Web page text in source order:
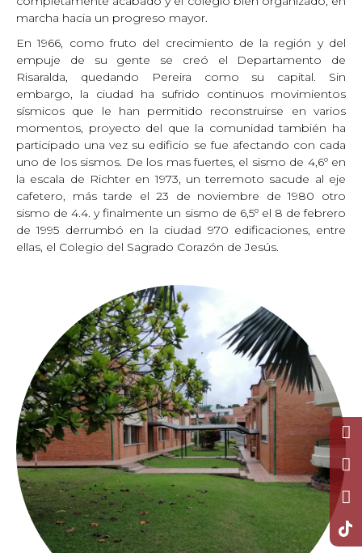
marcha hacia un progreso mayor.
En 1966, como fruto del crecimiento de la región y del
empuje de su gente se creó el Departamento de
Risaralda, quedando Pereira como su capital. Sin
embargo, la ciudad ha sufrido continuos movimientos
sísmicos que le han permitido reconstruirse en varios
momentos, proyecto del que la comunidad también ha
participado una vez su edificio se fue afectando con cada
uno de los sismos. De los mas fuertes, el sismo de 4,6º en
la escala de Richter en 1973, un terremoto sacude al eje
cafetero, más tarde el 23 de noviembre de 1980 otro
sismo de 4.4. y finalmente un sismo de 6,5º el 8 de febrero
de 1995 derrumbó en la ciudad 970 edificaciones, entre
ellas, el Colegio del Sagrado Corazón de Jesús.